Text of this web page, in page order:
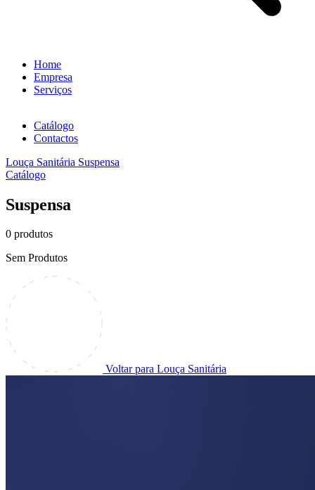
Home
Empresa
Serviços
Catálogo
Contactos
Louça Sanitária Suspensa
Catálogo
Suspensa
0 produtos
Sem Produtos
Voltar para Louça Sanitária